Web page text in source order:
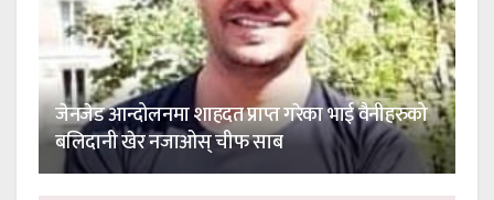
जेनजेड आन्दोलनमा शाहदत प्राप्त गरेका भाई वैनीहरुको
बलिदानी खेर नजाओस् चीफ साब